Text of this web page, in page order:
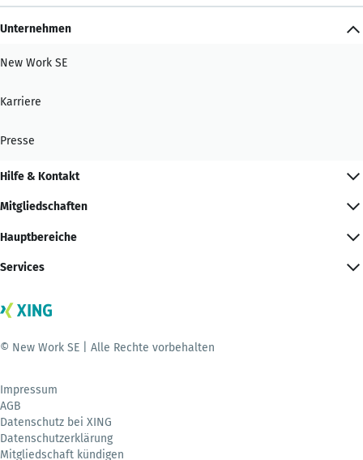
Unternehmen
New Work SE
Karriere
Presse
Hilfe & Kontakt
Mitgliedschaften
Hauptbereiche
Services
© New Work SE | Alle Rechte vorbehalten
Impressum
AGB
Datenschutz bei XING
Datenschutzerklärung
Mitgliedschaft kündigen